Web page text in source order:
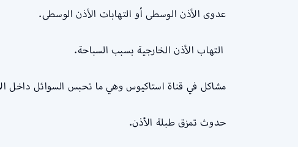
عدوى الأذن الوسطى أو التهابات الأذن الوسطى.
التهاب الأذن الخارجية بسبب السباحة.
مشاكل في قناة استاكيوس وهي ما تحبس السوائل داخل
حدوث تمزق طبلة الأذن.